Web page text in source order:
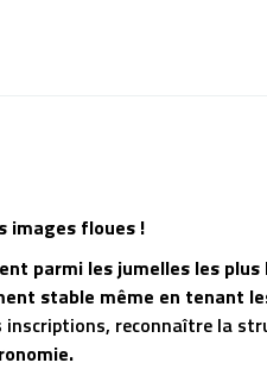
images floues !
parmi les jumelles les
stable même en tenant
reconnaître la